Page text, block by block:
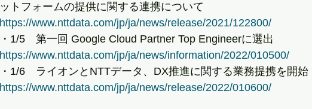
ットフォームの提供に関する連携について
https://www.nttdata.com/jp/ja/news/release/2021/122800/
・1/5　第一回 Google Cloud Partner Top Engineerに選出
https://www.nttdata.com/jp/ja/news/information/2022/010500/
・1/6　ライオンとNTTデータ、DX推進に関する業務提携を開始
https://www.nttdata.com/jp/ja/news/release/2022/010600/